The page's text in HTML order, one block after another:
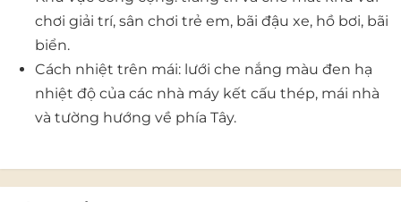
chơi giải trí, sân chơi trẻ em, bãi đậu xe, hồ bơi, bãi
biển.
Cách nhiệt trên mái: lưới che nắng màu đen hạ
nhiệt độ của các nhà máy kết cấu thép, mái nhà
và tường hướng về phía Tây.